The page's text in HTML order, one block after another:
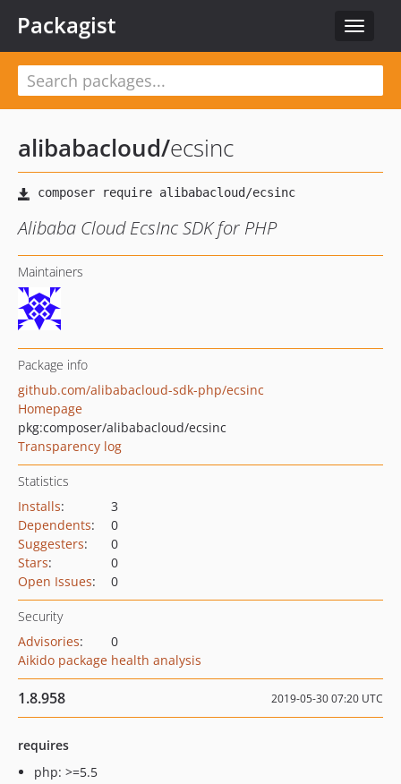
Toggle
Packagist
alibabacloud/ecsinc
Alibaba Cloud EcsInc SDK for PHP
Maintainers
Package info
github.com/alibabacloud-sdk-php/ecsinc
Homepage
pkg:composer/alibabacloud/ecsinc
Transparency log
Statistics
Installs:
3
Dependents:
0
Suggesters:
0
Stars:
0
Open Issues: 0
Security
Advisories:
0
Aikido package health analysis
1.8.958 2019-05-30 07:20 UTC
requires
php: >=5.5